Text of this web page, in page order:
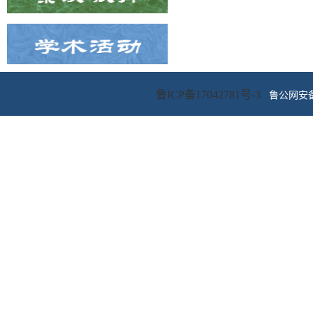
鲁ICP备17042781号-3 鲁公网安